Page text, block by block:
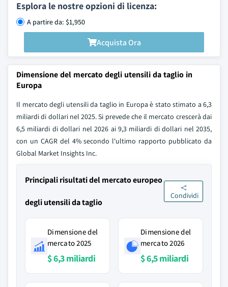
Esplora le nostre opzioni di licenza:
A partire da: $1,950
Acquista Ora
Dimensione del mercato degli utensili da taglio in
Europa
Il mercato degli utensili da taglio in Europa è stato stimato a 6,3
miliardi di dollari nel 2025. Si prevede che il mercato crescerà dai
6,5 miliardi di dollari nel 2026 ai 9,3 miliardi di dollari nel 2035,
con un CAGR del 4% secondo l'ultimo rapporto pubblicato da
Global Market Insights Inc.
Principali risultati del mercato europeo
degli utensili da taglio
Condividi
Dimensione del
mercato 2025
$ 6,3 miliardi
Dimensione del
mercato 2026
$ 6,5 miliardi